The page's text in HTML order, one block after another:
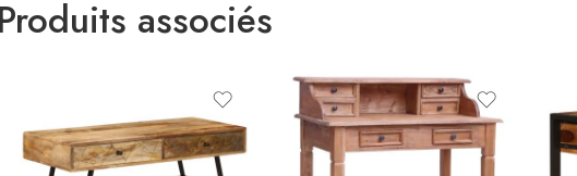
Produits associés